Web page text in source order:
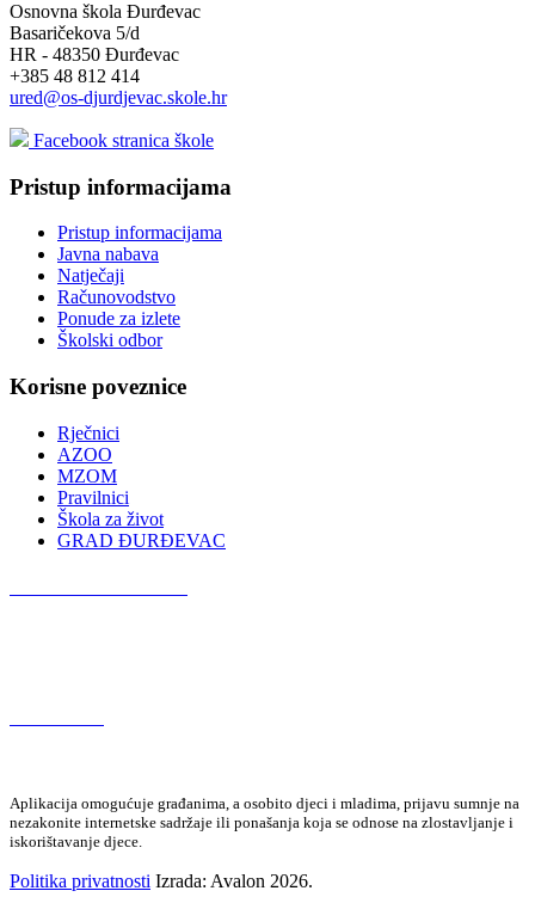
Osnovna škola Đurđevac
Basaričekova 5/d
HR - 48350 Đurđevac
+385 48 812 414
ured@os-djurdjevac.skole.hr
Facebook stranica škole
Pristup informacijama
Pristup informacijama
Javna nabava
Natječaji
Računovodstvo
Ponude za izlete
Školski odbor
Korisne poveznice
Rječnici
AZOO
MZOM
Pravilnici
Škola za život
GRAD ĐURĐEVAC
Aplikacija omogućuje građanima, a osobito djeci i mladima, prijavu sumnje na
nezakonite internetske sadržaje ili ponašanja koja se odnose na zlostavljanje i
iskorištavanje djece.
Politika privatnosti Izrada: Avalon 2026.